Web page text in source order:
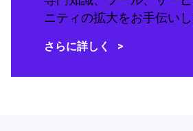
ニティの拡大をお手伝いし
さらに詳しく